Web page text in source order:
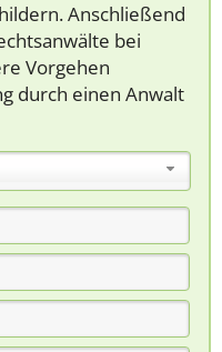
Anschließend
bei
Vorgehen
durch einen Anwalt